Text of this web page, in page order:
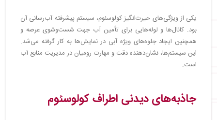
یکی از ویژگی‌های حیرت‌انگیز کولوسئوم، سیستم پیشرفته آب‌رسانی آن
بود. کانال‌ها و لوله‌هایی برای تأمین آب جهت شست‌وشوی عرصه و
همچنین ایجاد جلوه‌های ویژه آبی در نمایش‌ها به کار گرفته می‌شد.
این سیستم‌ها، نشان‌دهنده دقت و مهارت رومیان در مدیریت منابع آب
است.
جاذبه‌های دیدنی اطراف کولوسئوم